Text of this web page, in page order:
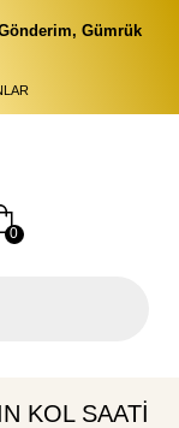
Gönderim, Gümrük
0
KOL SAATI